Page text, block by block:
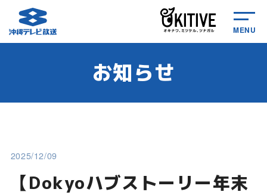
MENU
お知らせ
2025/12/09
【Dokyoハブストーリー年末